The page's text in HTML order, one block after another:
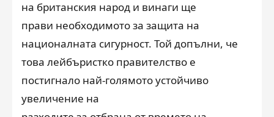
на британския народ и винаги ще
прави необходимото за защита на
националната сигурност. Той допълни, че
това лейбъристко правителство е
постигнало най-голямото устойчиво
увеличение на